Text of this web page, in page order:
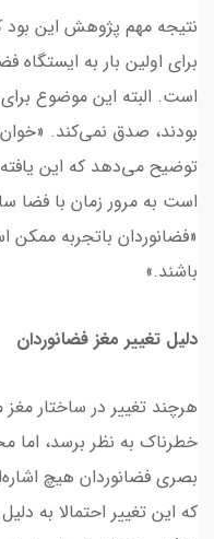
نتیجه مهم پژوهش این بود
برای اولین بار به ایستگاه
است. البته این موضوع برای
بودند، صدق نمی‌کند.
توضیح می‌دهد که این
است به مرور زمان با فضا
«فضانوردان باتجربه
باشند.»
دلیل تغییر مغز فضانوردان
هرچند تغییر در ساختار
خطرناک به نظر برسد، اما
بصری فضانوردان هیچ
که این تغییر احتمالا به